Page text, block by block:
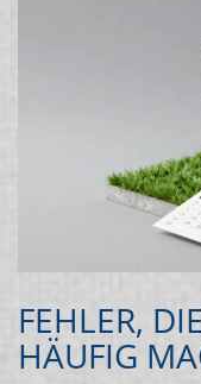
FEHLER,
HÄUFIG